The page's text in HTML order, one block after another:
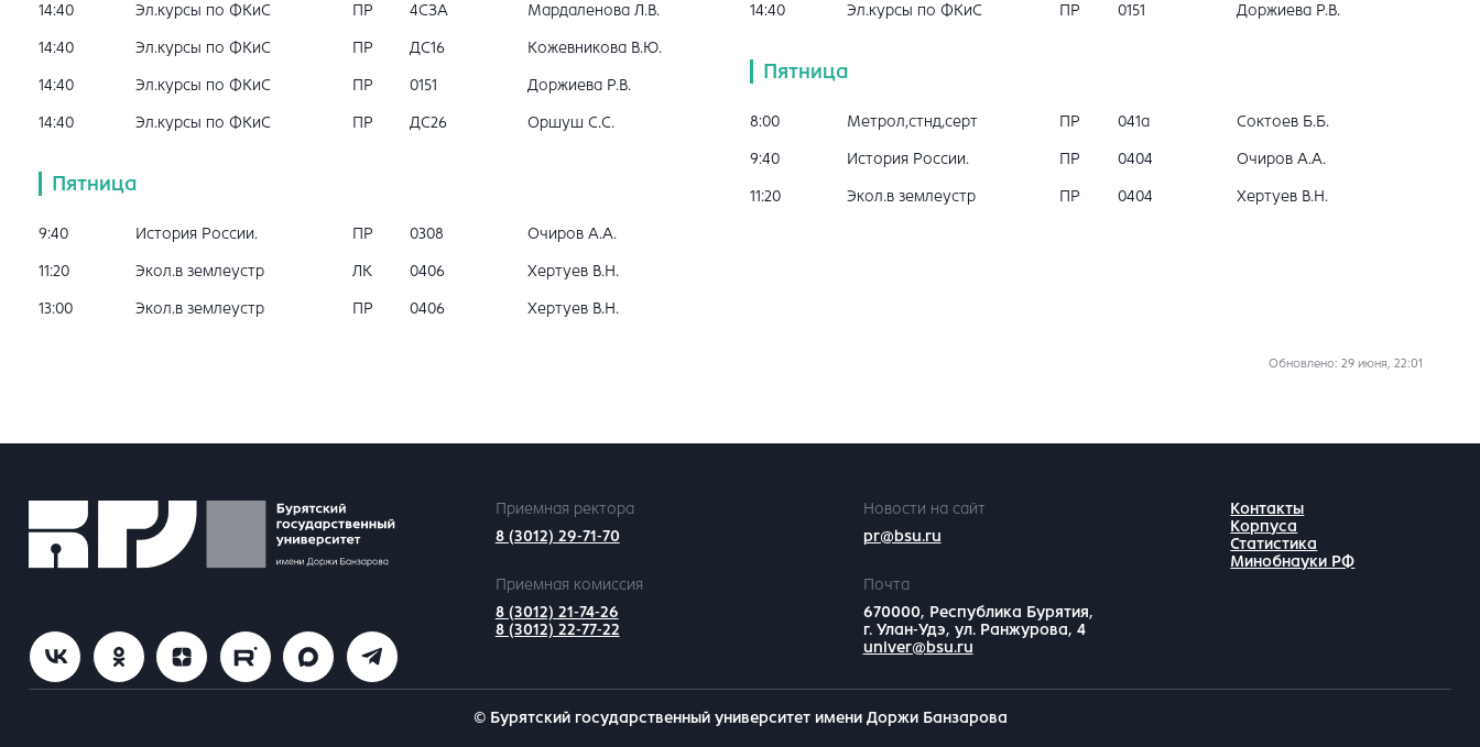
14:40 Эл.курсы по ФКиС ПР 4СЗА Мардаленова Л.В.
14:40 Эл.курсы по ФКиС ПР ДС16 Кожевникова В.Ю.
14:40 Эл.курсы по ФКиС ПР 0151 Доржиева Р.В.
14:40 Эл.курсы по ФКиС ПР ДС26 Оршуш С.С.
Пятница
9:40 История России. ПР 0308 Очиров А.А.
11:20 Экол.в землеустр ЛК 0406 Хертуев В.Н.
13:00 Экол.в землеустр ПР 0406 Хертуев В.Н.
14:40 Эл.курсы по ФКиС ПР 0151 Доржиева Р.В.
Пятница
8:00 Метрол,стнд,серт ПР 041a Соктоев Б.Б.
9:40 История России. ПР 0404 Очиров А.А.
11:20 Экол.в землеустр ПР 0404 Хертуев В.Н.
Обновлено: 29 июня, 22:01
Приемная ректора
8 (3012) 29-71-70
Новости на сайт
pr@bsu.ru
Приемная комиссия
8 (3012) 21-74-26
8 (3012) 22-77-22
Почта
670000, Республика Бурятия,
г. Улан-Удэ, ул. Ранжурова, 4
univer@bsu.ru
Контакты
Корпуса
Статистика
Минобнауки РФ
© Бурятский государственный университет имени Доржи Банзарова